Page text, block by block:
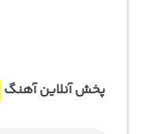
پخش آنلاین آهنگ